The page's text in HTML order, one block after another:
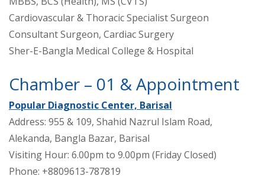
Cardiovascular & Thoracic Specialist Surgeon
Consultant Surgeon, Cardiac Surgery
Sher-E-Bangla Medical College & Hospital
Chamber – 01 & Appointment
Popular Diagnostic Center, Barisal
Address: 955 & 109, Shahid Nazrul Islam Road,
Alekanda, Bangla Bazar, Barisal
Visiting Hour: 6.00pm to 9.00pm (Friday Closed)
Phone: +8809613-787819